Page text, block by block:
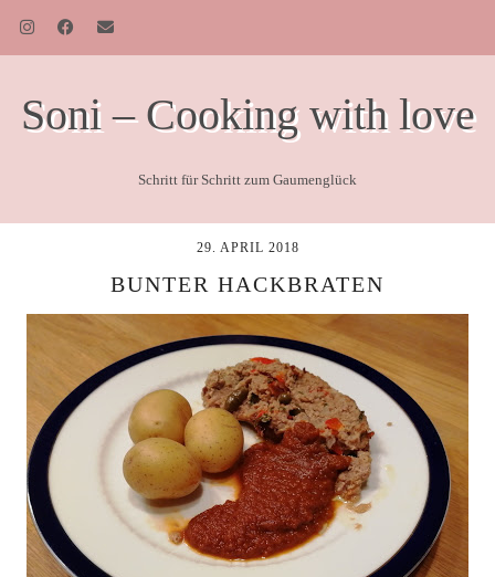
Soni – Cooking with love
Schritt für Schritt zum Gaumenglück
29. APRIL 2018
BUNTER HACKBRATEN